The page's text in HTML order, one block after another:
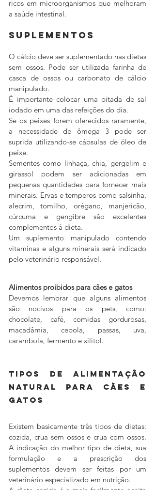
ricos em microorganismos que melhoram
a saúde intestinal.
Suplementos
O cálcio deve ser suplementado nas dietas
sem ossos. Pode ser utilizada farinha de
casca de ossos ou carbonato de cálcio
manipulado.
É importante colocar uma pitada de sal
iodado em uma das refeições do dia.
Se os peixes forem oferecidos raramente,
a necessidade de ômega 3 pode ser
suprida utilizando-se cápsulas de óleo de
peixe.
Sementes como linhaça, chia, gergelim e
girassol podem ser adicionadas em
pequenas quantidades para fornecer mais
minerais. Ervas e temperos como salsinha,
alecrim, tomilho, orégano, manjericão,
cúrcuma e gengibre são excelentes
complementos à dieta.
Um suplemento manipulado contendo
vitaminas e alguns minerais será indicado
pelo veterinário responsável.
Alimentos proibidos para cães e gatos
Devemos lembrar que alguns alimentos
são nocivos para os pets, como:
chocolate, café, comidas gordurosas,
macadâmia, cebola, passas, uva,
carambola, fermento e xilitol.
Tipos de alimentação
natural para cães e
gatos
Existem basicamente três tipos de dietas:
cozida, crua sem ossos e crua com ossos.
A indicação do melhor tipo de dieta, sua
formulação e a prescrição dos
suplementos devem ser feitas por um
veterinário especializado em nutrição.